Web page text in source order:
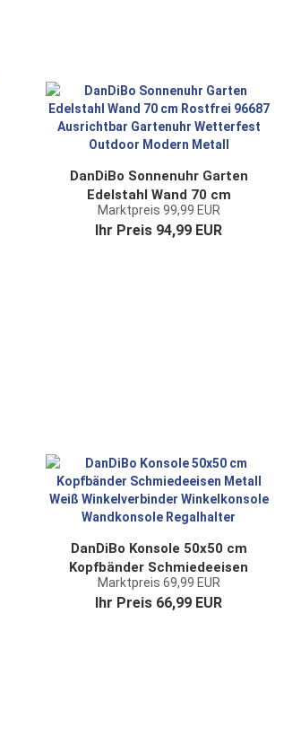
DanDiBo Sonnenuhr Garten
Edelstahl Wand 70 cm
Rostfrei 96687 Ausrichtbar
Gartenuhr Wetterfest
Marktpreis 99,99 EUR
Ihr Preis 94,99 EUR
DanDiBo Konsole 50x50 cm
Kopfbänder Schmiedeeisen
Metall Weiß Winkelverbinder
Winkelkonsole Wandkonsole
Marktpreis 69,99 EUR
Ihr Preis 66,99 EUR